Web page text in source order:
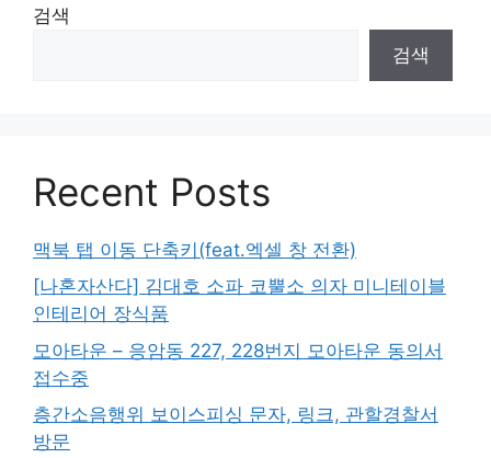
검색
검색
Recent Posts
맥북 탭 이동 단축키(feat.엑셀 창 전환)
[나혼자산다] 김대호 소파 코뿔소 의자 미니테이블
인테리어 장식품
모아타운 – 응암동 227, 228번지 모아타운 동의서
접수중
층간소음행위 보이스피싱 문자, 링크, 관할경찰서
방문